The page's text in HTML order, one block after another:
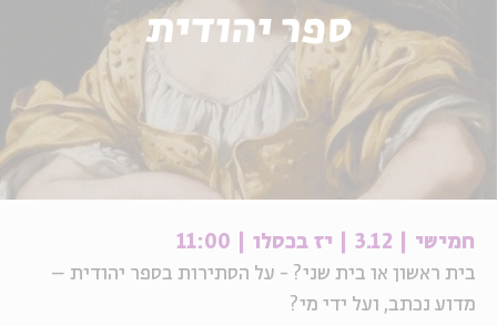
ספר יהודית
חמישי | 3.12 | יז בכסלו | 11:00
בית ראשון או בית שני? - על הסתירות בספר יהודית –
מדוע נכתב, ועל ידי מי?